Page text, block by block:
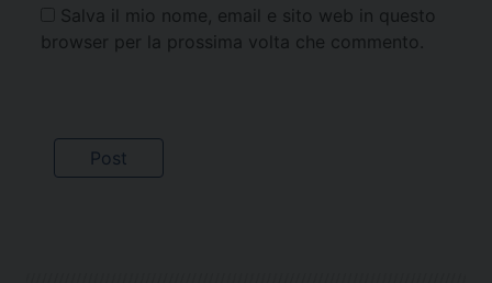
Salva il mio nome, email e sito web in questo
browser per la prossima volta che commento.